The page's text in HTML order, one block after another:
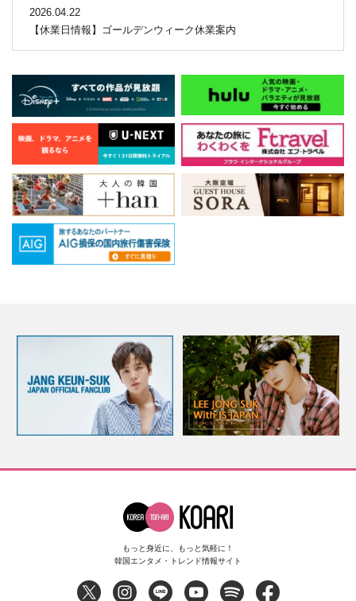
2026.04.22
【休業日情報】ゴールデンウィーク休業案内
もっと身近に、もっと気軽に！
韓国エンタメ・トレンド情報サイト